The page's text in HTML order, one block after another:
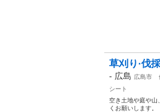
草刈り·伐
- 広島 広島市
シート
空き土地や庭や山
くお願いします。